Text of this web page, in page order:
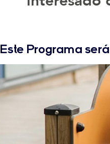
Este Programa